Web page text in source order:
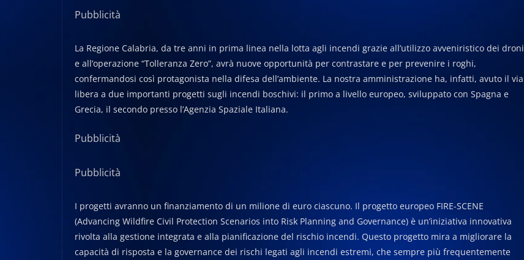
Pubblicità
La Regione Calabria, da tre anni in prima linea nella lotta agli incendi grazie all’utilizzo avveniristico dei droni
e all’operazione “Tolleranza Zero”, avrà nuove opportunità per contrastare e per prevenire i roghi,
confermandosi così protagonista nella difesa dell’ambiente. La nostra amministrazione ha, infatti, avuto il via
libera a due importanti progetti sugli incendi boschivi: il primo a livello europeo, sviluppato con Spagna e
Grecia, il secondo presso l’Agenzia Spaziale Italiana.
Pubblicità
Pubblicità
I progetti avranno un finanziamento di un milione di euro ciascuno. Il progetto europeo FIRE-SCENE
(Advancing Wildfire Civil Protection Scenarios into Risk Planning and Governance) è un’iniziativa innovativa
rivolta alla gestione integrata e alla pianificazione del rischio incendi. Questo progetto mira a migliorare la
capacità di risposta e la governance dei rischi legati agli incendi estremi, che sempre più frequentemente